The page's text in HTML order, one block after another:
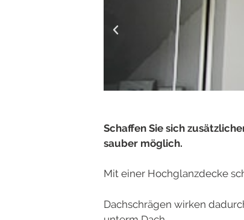
Schaffen Sie sich
sauber möglich.
Mit einer Hochglanzdecke
Dachschrägen wirken